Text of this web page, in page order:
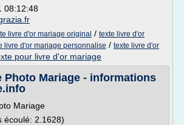
08:12:48
livre d'or mariage original / texte livre d'or
livre d'or mariage personnalise / texte livre d'or
pour livre d'or mariage
Photo Mariage - informations
Mariage
écoulé: 2.1628)